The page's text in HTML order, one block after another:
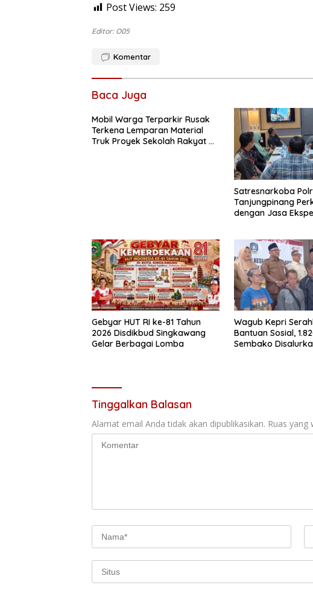
Post Views: 259
Editor: O05
Komentar
Baca Juga
Mobil Warga Terparkir Rusak
Terkena Lemparan Material
Truk Proyek Sekolah Rakyat di
Satresnarkoba
Tanjungpinang
dengan Jasa
Gebyar HUT RI ke-81 Tahun
2026 Disdikbud Singkawang
Gelar Berbagai Lomba
Wagub Kepri
Bantuan Sosial,
Sembako
Tinggalkan Balasan
Alamat email Anda tidak akan dipublikasikan. Ruas yang